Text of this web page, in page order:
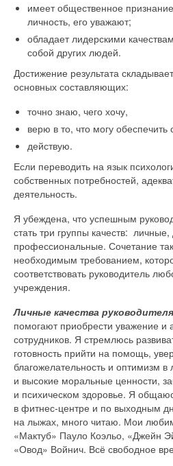
имеет общественное
личность, его уважают;
обладает лидерскими
собой других людей.
Достижение результата
основных составляющих:
точно знаю, чего хочу,
верю в то, что могу
действую.
Если переводить на язык
собственных потребностей,
деятельность.
Я убеждена, что успешным
стать три группы качеств:
профессиональные. Сочетание
необходимым требованием,
соответствовать руководитель
учреждения.
Личные качества руководителя
помогают приобрести уважение и
сотрудников. Я стремлюсь
готовность прийти на помощь,
благожелательность и оптимизм в
и высокие моральные ценности,
и психическом здоровье. Я
в фитнес-центре и по выходным
на лыжах, много читаю. Мои
«Мактуб» Пауло Коэльо, «Джейн
«Овод» Войнич. Всё свободное